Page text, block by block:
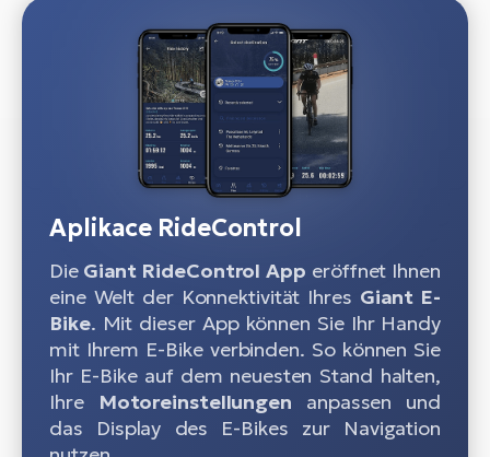
Aplikace RideControl
DieGiant RideControl App eröffnet Ihnen
eine Welt der Konnektivität Ihres Giant E-
Bike. Mit dieser App können Sie Ihr Handy
mit Ihrem E-Bike verbinden. So können Sie
Ihr E-Bike auf dem neuesten Stand halten,
Ihre Motoreinstellungen anpassen und
das Display des E-Bikes zur Navigation